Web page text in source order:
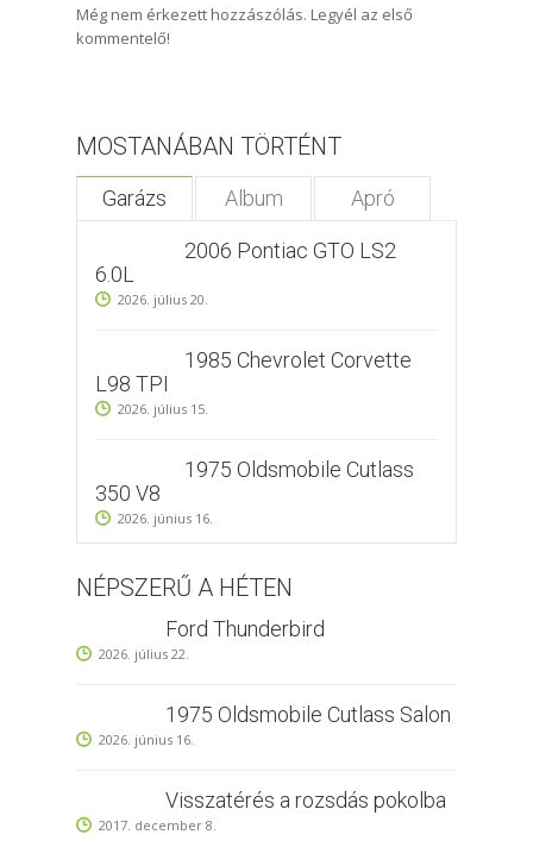
Még nem érkezett hozzászólás. Legyél az első
kommentelő!
MOSTANÁBAN TÖRTÉNT
Garázs Album Apró
2006 Pontiac GTO LS2
6.0L
2026. július 20.
1985 Chevrolet Corvette
L98 TPI
2026. július 15.
1975 Oldsmobile Cutlass
350 V8
2026. június 16.
NÉPSZERŰ A HÉTEN
Ford Thunderbird
2026. július 22.
1975 Oldsmobile Cutlass Salon
2026. június 16.
Visszatérés a rozsdás pokolba
2017. december 8.